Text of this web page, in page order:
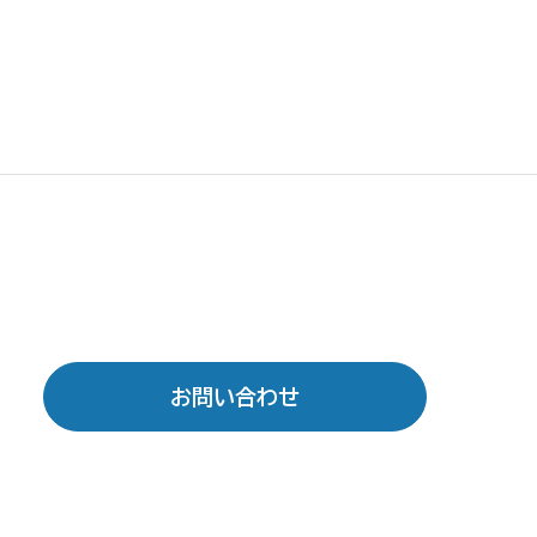
お問い合わせ